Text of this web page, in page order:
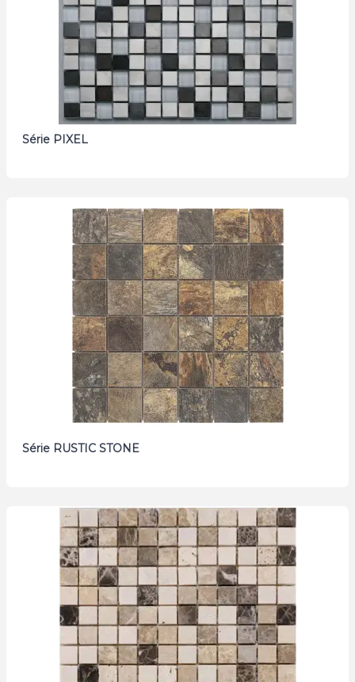
Série PIXEL
Série RUSTIC STONE